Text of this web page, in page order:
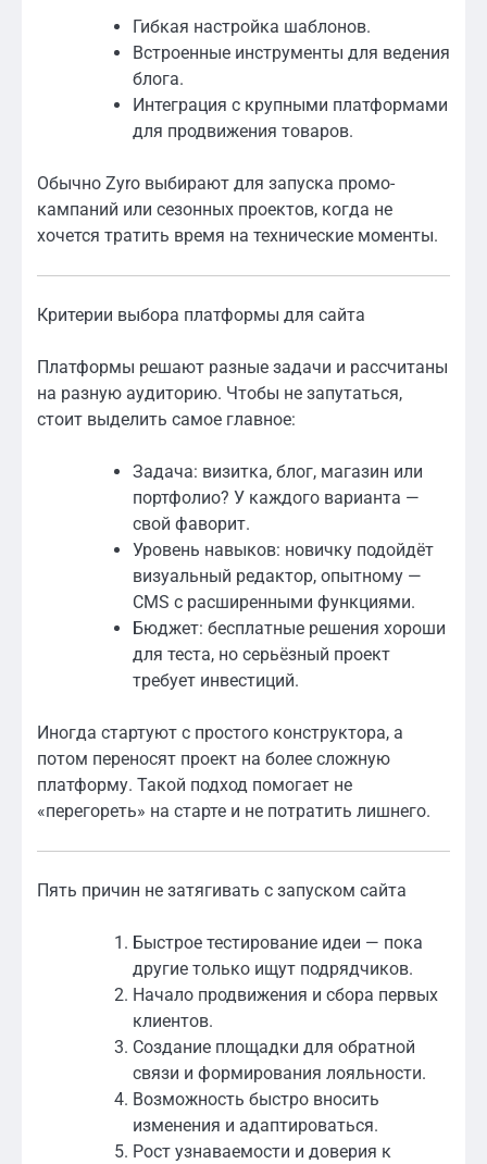
Гибкая настройка шаблонов.
Встроенные инструменты для ведения
блога.
Интеграция с крупными платформами
для продвижения товаров.
Обычно Zyro выбирают для запуска промо-
кампаний или сезонных проектов, когда не
хочется тратить время на технические моменты.
Критерии выбора платформы для сайта
Платформы решают разные задачи и рассчитаны
на разную аудиторию. Чтобы не запутаться,
стоит выделить самое главное:
Задача: визитка, блог, магазин или
портфолио? У каждого варианта —
свой фаворит.
Уровень навыков: новичку подойдёт
визуальный редактор, опытному —
CMS с расширенными функциями.
Бюджет: бесплатные решения хороши
для теста, но серьёзный проект
требует инвестиций.
Иногда стартуют с простого конструктора, а
потом переносят проект на более сложную
платформу. Такой подход помогает не
«перегореть» на старте и не потратить лишнего.
Пять причин не затягивать с запуском сайта
Быстрое тестирование идеи — пока
другие только ищут подрядчиков.
Начало продвижения и сбора первых
клиентов.
Создание площадки для обратной
связи и формирования лояльности.
Возможность быстро вносить
изменения и адаптироваться.
Рост узнаваемости и доверия к